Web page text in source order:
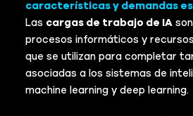
características y demandas
Las cargas de trabajo de IAson
procesos informáticos y
que se utilizan para completar
asociadas a los sistemas de
machine learning y deep learning.